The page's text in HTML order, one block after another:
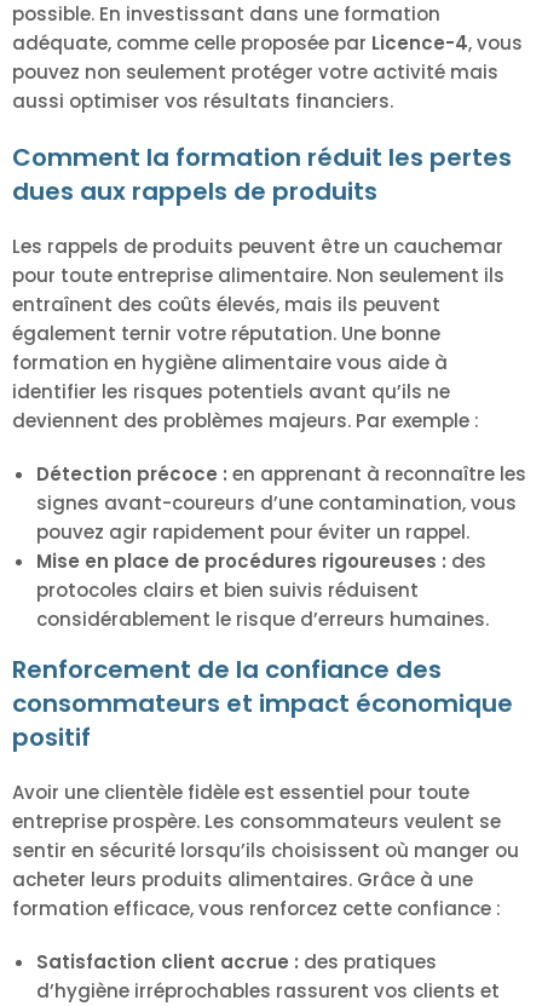
possible. En investissant dans une formation
adéquate, comme celle proposée par Licence-4, vous
pouvez non seulement protéger votre activité mais
aussi optimiser vos résultats financiers.
Comment la formation réduit les pertes
dues aux rappels de produits
Les rappels de produits peuvent être un cauchemar
pour toute entreprise alimentaire. Non seulement ils
entraînent des coûts élevés, mais ils peuvent
également ternir votre réputation. Une bonne
formation en hygiène alimentaire vous aide à
identifier les risques potentiels avant qu’ils ne
deviennent des problèmes majeurs. Par exemple :
Détection précoce : en apprenant à reconnaître les
signes avant-coureurs d’une contamination, vous
pouvez agir rapidement pour éviter un rappel.
Mise en place de procédures rigoureuses : des
protocoles clairs et bien suivis réduisent
considérablement le risque d’erreurs humaines.
Renforcement de la confiance des
consommateurs et impact économique
positif
Avoir une clientèle fidèle est essentiel pour toute
entreprise prospère. Les consommateurs veulent se
sentir en sécurité lorsqu’ils choisissent où manger ou
acheter leurs produits alimentaires. Grâce à une
formation efficace, vous renforcez cette confiance :
Satisfaction client accrue : des pratiques
d’hygiène irréprochables rassurent vos clients et